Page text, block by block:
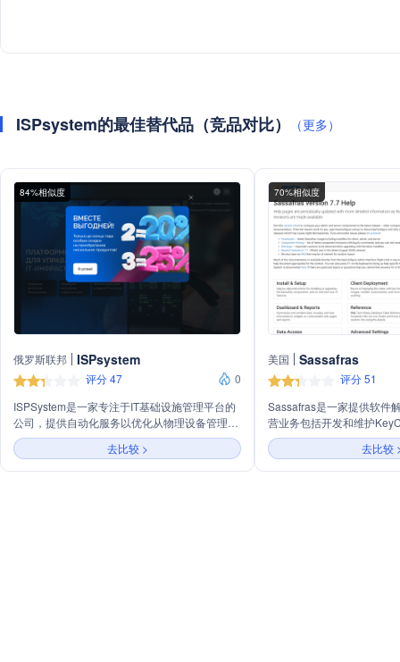
ISPsystem的最佳替代品（竞品对比） （更多）
84%相似度
俄罗斯联邦 ISPsystem
评分 47
0
ISPSystem是一家专注于IT基础设施管理平台的
公司，提供自动化服务以优化从物理设备管理到
虚拟化环境的IT资源分配和监控。公司自2004年
成立以来，已在全球超过200,000个服务器上部
署其软件，并支持超过100个国家的客户。
去比较 >
70%相似度
美国 Sassafras
评分 51
Sassafras是一家提供软件
营业务包括开发和维护
件支持客户端、管理员和
公司定期更新帮助文档，
历史记录、升级警告和常
去比较